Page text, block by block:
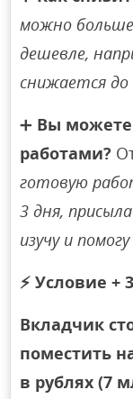
можно
дешевле,
снижается до
➕ Вы
работами?
готовую
3 дня,
изучу и
⚡ Условие +
Вкладчик
поместить
в рублях (7